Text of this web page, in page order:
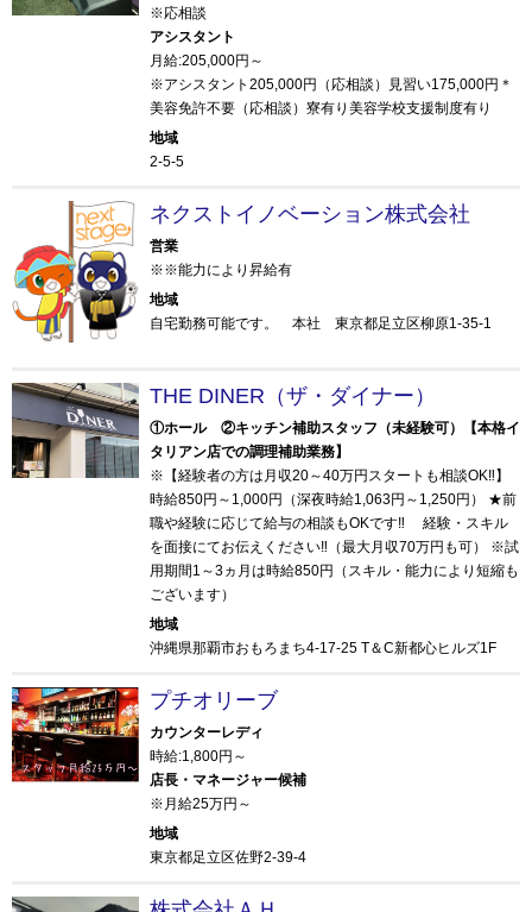
※応相談
アシスタント
月給:205,000円～
※アシスタント205,000円（応相談）見習い175,000円＊
美容免許不要（応相談）寮有り美容学校支援制度有り
地域
2-5-5
ネクストイノベーション株式会社
営業
※※能力により昇給有
地域
自宅勤務可能です。 本社 東京都足立区柳原1-35-1
THE DINER（ザ・ダイナー）
①ホール ②キッチン補助スタッフ（未経験可）【本格イ
タリアン店での調理補助業務】
※【経験者の方は月収20～40万円スタートも相談OK‼】
時給850円～1,000円（深夜時給1,063円～1,250円） ★前
職や経験に応じて給与の相談もOKです‼ 経験・スキル
を面接にてお伝えください‼（最大月収70万円も可） ※試
用期間1～3ヵ月は時給850円（スキル・能力により短縮も
ございます）
地域
沖縄県那覇市おもろまち4-17-25 T＆C新都心ヒルズ1F
プチオリーブ
カウンターレディ
時給:1,800円～
店長・マネージャー候補
※月給25万円～
地域
東京都足立区佐野2-39-4